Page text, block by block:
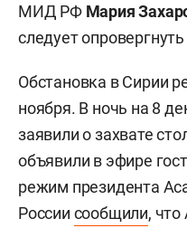
МИД РФ Мария
следует
Обстановка в Сирии
ноября. В ночь на 8
заявили о захвате
объявили в эфире
режим президента
России сообщили,